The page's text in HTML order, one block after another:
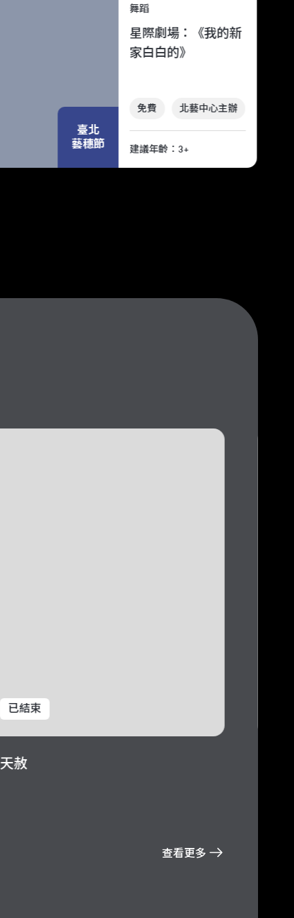
臺北
藝穗節
舞蹈
星際劇場：《我的新
家白白的》
免費 北藝中心主辦
建議年齡：3+
已結束
天赦
查看更多